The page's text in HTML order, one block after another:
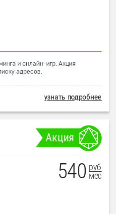
и онлайн-игр. Акция
адресов.
узнать подробнее
Акция
540 руб
мес